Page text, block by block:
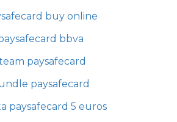
buy online
bbva
paysafecard
paysafecard
paysafecard 5 euros